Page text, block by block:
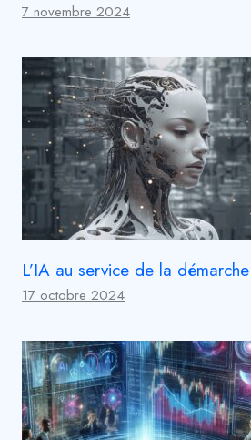
7 novembre 2024
L’IA au service de la
17 octobre 2024